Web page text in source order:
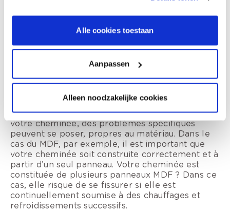
Alle cookies toestaan
Aanpassen
Alleen noodzakelijke cookies
matériel
La principale différence entre la peinture des
murs et d’une cheminée réside souvent dans
Les matériaux les plus courants sont la brique, le
plâtre ou les plaques de plâtre, le métal (comme
une cheminée à cassette) ou d’autres panneaux
(notamment MDF et OSB). Lors de la peinture de
votre cheminée, des problèmes spécifiques
peuvent se poser, propres au matériau. Dans le
cas du MDF, par exemple, il est important que
votre cheminée soit construite correctement et à
partir d’un seul panneau. Votre cheminée est
constituée de plusieurs panneaux MDF ? Dans ce
cas, elle risque de se fissurer si elle est
continuellement soumise à des chauffages et
refroidissements successifs.